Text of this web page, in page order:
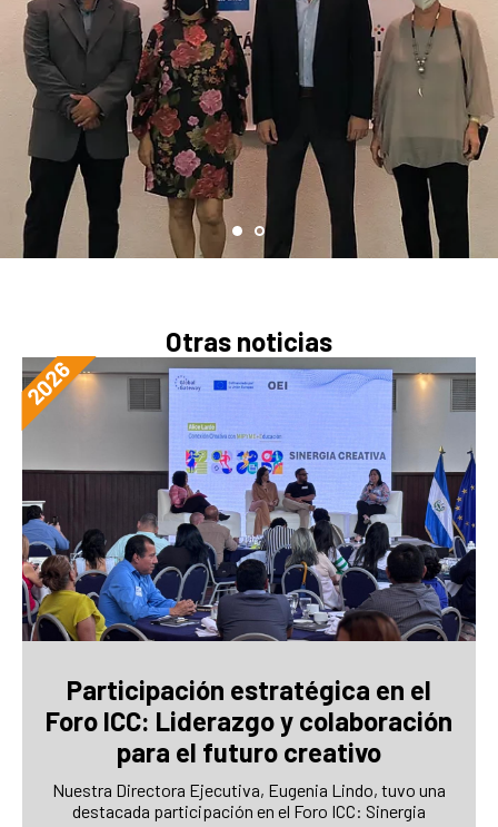
Otras noticias
Participación estratégica en el
Foro ICC: Liderazgo y colaboración
para el futuro creativo
Nuestra Directora Ejecutiva, Eugenia Lindo, tuvo una
destacada participación en el Foro ICC: Sinergia